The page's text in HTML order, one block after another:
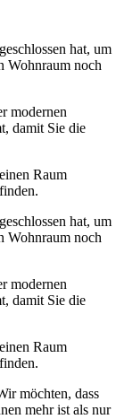
hat, um
Wohnraum noch
modernen
damit Sie die
Raum
hat, um
Wohnraum noch
modernen
damit Sie die
Raum
möchten, dass
mehr ist als nur